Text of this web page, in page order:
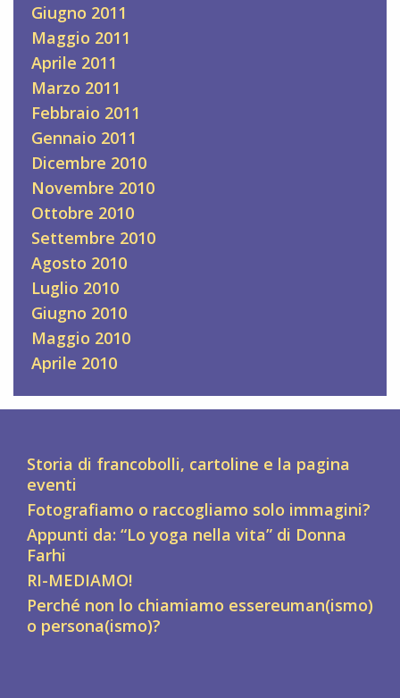
Giugno 2011
Maggio 2011
Aprile 2011
Marzo 2011
Febbraio 2011
Gennaio 2011
Dicembre 2010
Novembre 2010
Ottobre 2010
Settembre 2010
Agosto 2010
Luglio 2010
Giugno 2010
Maggio 2010
Aprile 2010
Storia di francobolli, cartoline e la pagina
eventi
Fotografiamo o raccogliamo solo immagini?
Appunti da: “Lo yoga nella vita” di Donna
Farhi
RI-MEDIAMO!
Perché non lo chiamiamo essereuman(ismo)
o persona(ismo)?